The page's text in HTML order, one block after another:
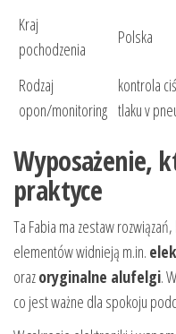
Kraj
pochodzenia
Polska
Rodzaj
opon/monitoring
kontrola
tlaku v
Wyposażenie,
praktyce
Ta Fabia ma zestaw
elementów widnieją m.in.
orazoryginalne alufelgi.
co jest ważne dla spokoju